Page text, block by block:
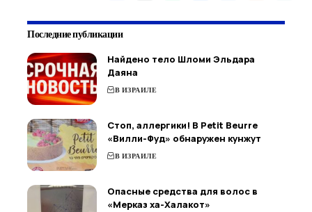
Последние публикации
Найдено тело Шломи Эльдара
Даяна
В ИЗРАИЛЕ
Стоп, аллергики! В Petit Beurre
«Вилли-Фуд» обнаружен кунжут
В ИЗРАИЛЕ
Опасные средства для волос в
«Мерказ ха-Халакот»